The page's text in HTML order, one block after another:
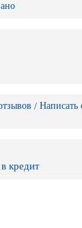
/ Написать
в кредит